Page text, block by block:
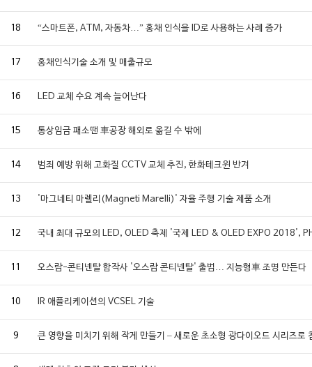
18 “스마트폰, ATM, 자동차…” 홍채 인식을 ID로 사용하는 사례 증가
17 홍채인식기술 소개 및 매출규모
16 LED 교체 수요 계속 늘어난다
15 통상임금 패소땐 車공장 해외로 옮길 수 밖에
14 범죄 예방 위해 고화질 CCTV 교체 추진, 한화테크윈 반겨
13 '마그네티 마렐리(Magneti Marelli)' 자율 주행 기술 제품 소개
12 국내 최대 규모의 LED, OLED 축제 '국제 LED & OLED EXPO 2018',
11 오스람-콘티넨탈 합작사 '오스람 콘티넨탈' 출범… 지능형車 조명 만든다
10 IR 애플리케이션의 VCSEL 기술
9 큰 영향을 미치기 위해 작게 만들기 – 새로운 초소형 광다이오드 시리즈로